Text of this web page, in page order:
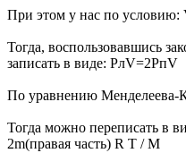
При этом у нас по условию:
Тогда, воспользовавшись
записать в виде: PлV=2PпV
По уравнению Менделеева-
Тогда можно переписать в
2m(правая часть) R T / M